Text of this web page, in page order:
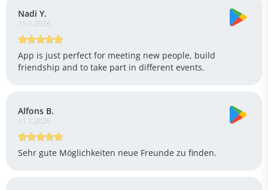
Nadi Y.
15.1.2026
App is just perfect for meeting new people, build
friendship and to take part in different events.
Alfons B.
11.1.2026
Sehr gute Möglichkeiten neue Freunde zu finden.